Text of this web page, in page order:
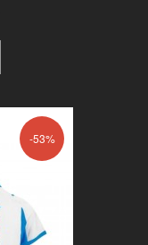
-53%